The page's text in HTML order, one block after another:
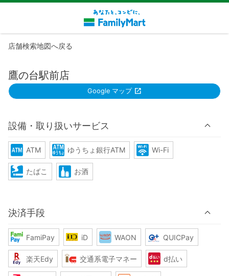
店舗検索地図へ戻る
鷹の台駅前店
Google マップ
設備・取り扱いサービス
ATM ゆうちょ銀行ATM Wi-Fi
たばこ お酒
決済手段
FamiPay iD WAON QUICPay
楽天Edy 交通系電子マネー d払い